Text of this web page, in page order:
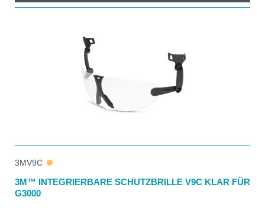
3MV9C
3M™ INTEGRIERBARE SCHUTZBRILLE V9C KLAR FÜR
G3000